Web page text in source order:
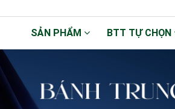
SẢN PHẨM BTT TỰ CHỌN